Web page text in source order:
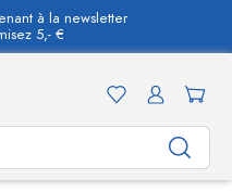
à la newsletter
5,- €